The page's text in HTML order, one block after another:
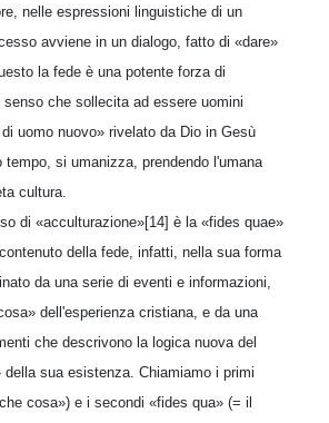
nelle espressioni linguistiche di un
avviene in un dialogo, fatto di «dare»
la fede è una potente forza di
che sollecita ad essere uomini
uomo nuovo» rivelato da Dio in Gesù
si umanizza, prendendo l'umana
cultura.
di «acculturazione»[14] è la «fides quae»
della fede, infatti, nella sua forma
da una serie di eventi e informazioni,
dell'esperienza cristiana, e da una
che descrivono la logica nuova del
sua esistenza. Chiamiamo i primi
cosa») e i secondi «fides qua» (= il